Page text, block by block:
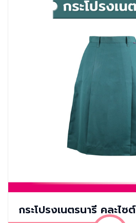
กระโปรงเนตรนารี คละไซต์